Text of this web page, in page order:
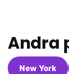
Andra
New York